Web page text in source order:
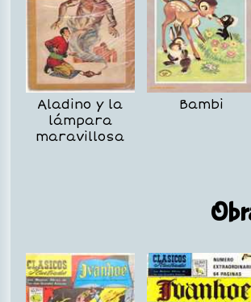
Aladino y la
lámpara
maravillosa
Bambi